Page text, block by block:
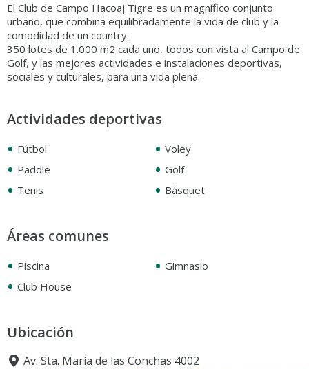
El Club de Campo Hacoaj Tigre es un magnífico conjunto
urbano, que combina equilibradamente la vida de club y la
comodidad de un country.
350 lotes de 1.000 m2 cada uno, todos con vista al Campo de
Golf, y las mejores actividades e instalaciones deportivas,
sociales y culturales, para una vida plena.
Actividades deportivas
• Fútbol • Voley
• Paddle • Golf
• Tenis • Básquet
Áreas comunes
• Piscina • Gimnasio
• Club House
Ubicación
Av. Sta. María de las Conchas 4002